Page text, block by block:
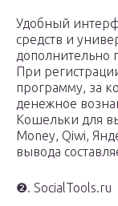
Удобный
средств и
дополнительно
При
программу, за
денежное
Кошельки для
Money, Qiwi,
вывода
❷. SocialTools.ru